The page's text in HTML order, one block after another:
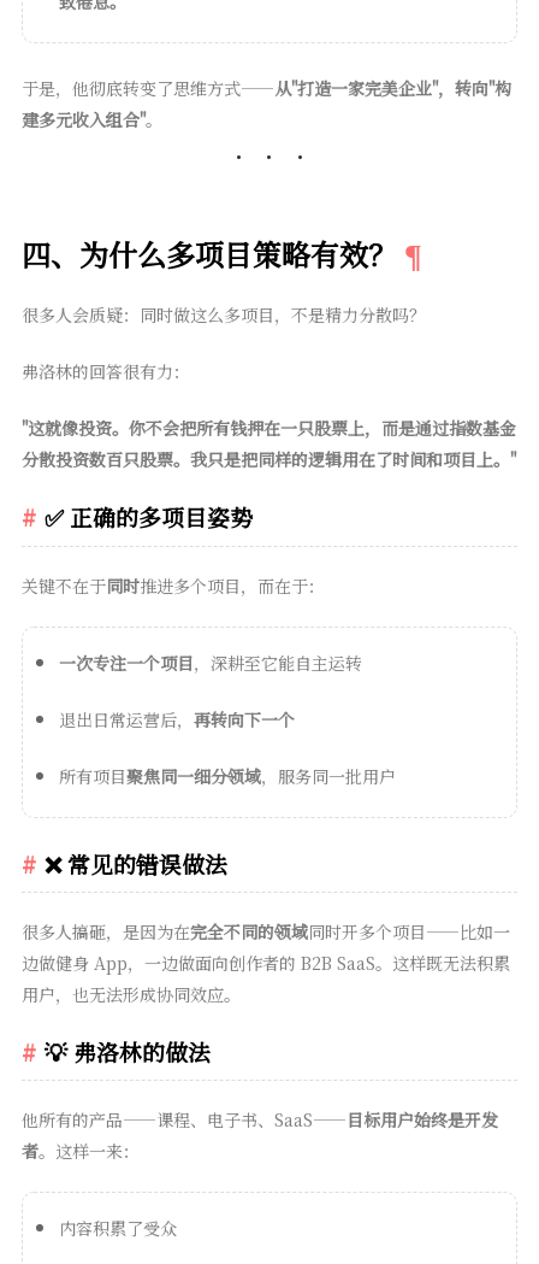
于是，他彻底转变了思维方式——从"打造一家完美企业"，转向"构
建多元收入组合"。
四、为什么多项目策略有效？
很多人会质疑：同时做这么多项目，不是精力分散吗？
弗洛林的回答很有力：
"这就像投资。你不会把所有钱押在一只股票上，而是通过指数基金
分散投资数百只股票。我只是把同样的逻辑用在了时间和项目上。"
✅ 正确的多项目姿势
关键不在于同时推进多个项目，而在于：
一次专注一个项目，深耕至它能自主运转
退出日常运营后， 再转向下一个
所有项目聚焦同一细分领域，服务同一批用户
❌ 常见的错误做法
很多人搞砸，是因为在完全不同的领域同时开多个项目——比如一
边做健身 App，一边做面向创作者的 B2B SaaS。这样既无法积累
用户，也无法形成协同效应。
💡 弗洛林的做法
他所有的产品——课程、电子书、SaaS——目标用户始终是开发
者。这样一来：
内容积累了受众